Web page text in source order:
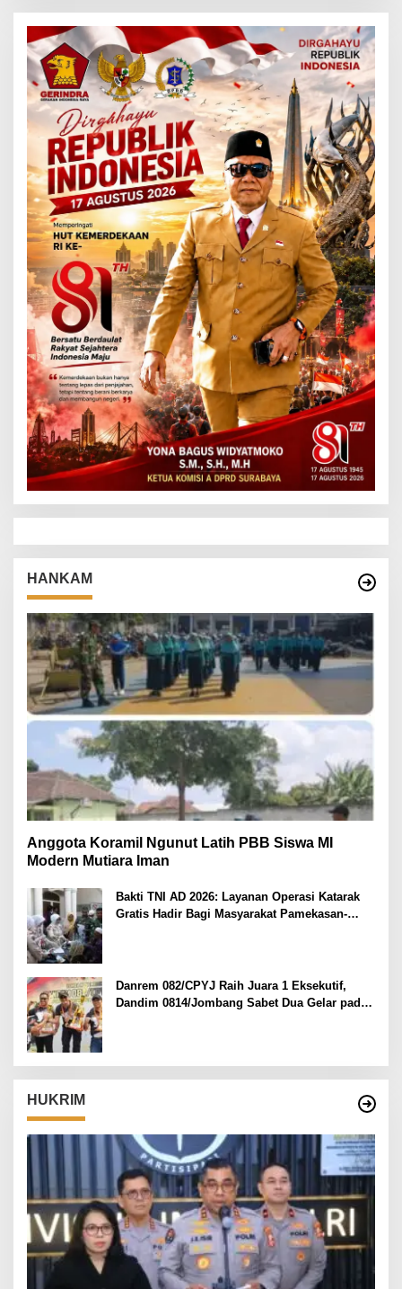
HANKAM
Anggota Koramil Ngunut Latih PBB Siswa MI
Modern Mutiara Iman
Bakti TNI AD 2026: Layanan Operasi Katarak
Gratis Hadir Bagi Masyarakat Pamekasan-
Danrem 082/CPYJ Raih Juara 1 Eksekutif,
Dandim 0814/Jombang Sabet Dua Gelar pada
HUKRIM